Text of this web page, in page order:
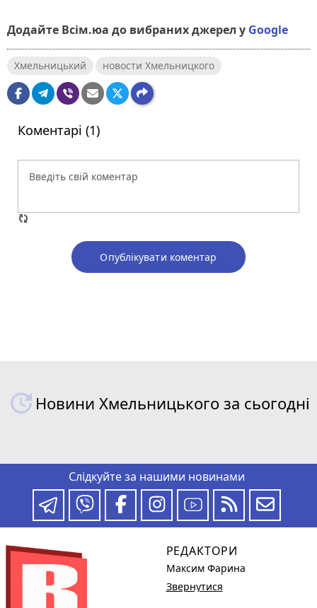
Додайте Всім.юа до вибраних джерел у Google
Хмельницький новости Хмельницкого
Коментарі (1)
Опублікувати коментар
Новини Хмельницького за сьогодні
Слідкуйте за нашими новинами
РЕДАКТОРИ
Максим Фарина
Звернутися